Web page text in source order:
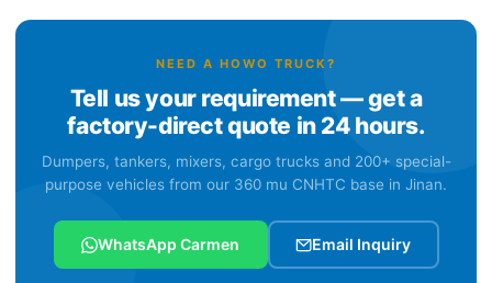
NEED A HOWO TRUCK?
Tell us your requirement — get a
factory-direct quote in 24 hours.
Dumpers, tankers, mixers, cargo trucks and 200+ special-
purpose vehicles from our 360 mu CNHTC base in Jinan.
WhatsApp Carmen Email Inquiry